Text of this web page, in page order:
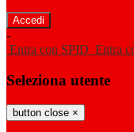
-
Entra con SPID Entra
Seleziona utente
button close ×